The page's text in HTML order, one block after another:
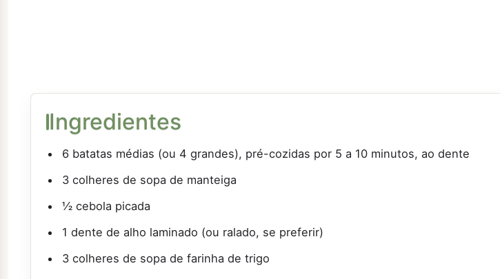
Ingredientes
6 batatas médias (ou 4 grandes), pré-cozidas por 5 a 10 minutos, ao dente
3 colheres de sopa de manteiga
½ cebola picada
1 dente de alho laminado (ou ralado, se preferir)
3 colheres de sopa de farinha de trigo